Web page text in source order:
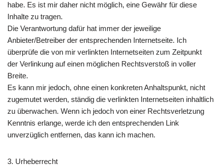
habe. Es ist mir daher nicht möglich, eine Gewähr für diese
Inhalte zu tragen.
Die Verantwortung dafür hat immer der jeweilige
Anbieter/Betreiber der entsprechenden Internetseite. Ich
überprüfe die von mir verlinkten Internetseiten zum Zeitpunkt
der Verlinkung auf einen möglichen Rechtsverstoß in voller
Breite.
Es kann mir jedoch, ohne einen konkreten Anhaltspunkt, nicht
zugemutet werden, ständig die verlinkten Internetseiten inhaltlich
zu überwachen. Wenn ich jedoch von einer Rechtsverletzung
Kenntnis erlange, werde ich den entsprechenden Link
unverzüglich entfernen, das kann ich machen.
3. Urheberrecht